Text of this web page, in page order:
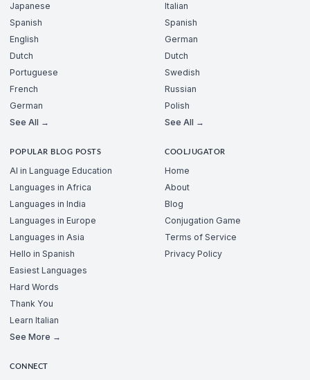
Japanese
Spanish
English
Dutch
Portuguese
French
German
See All →
Italian
Spanish
German
Dutch
Swedish
Russian
Polish
See All →
POPULAR BLOG POSTS
AI in Language Education
Languages in Africa
Languages in India
Languages in Europe
Languages in Asia
Hello in Spanish
Easiest Languages
Hard Words
Thank You
Learn Italian
See More →
COOLJUGATOR
Home
About
Blog
Conjugation Game
Terms of Service
Privacy Policy
CONNECT